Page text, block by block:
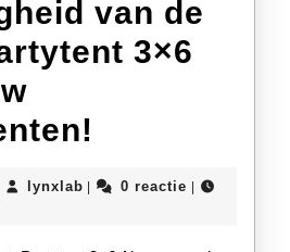
van de
3×6
lynxlablynxlab0 reactie